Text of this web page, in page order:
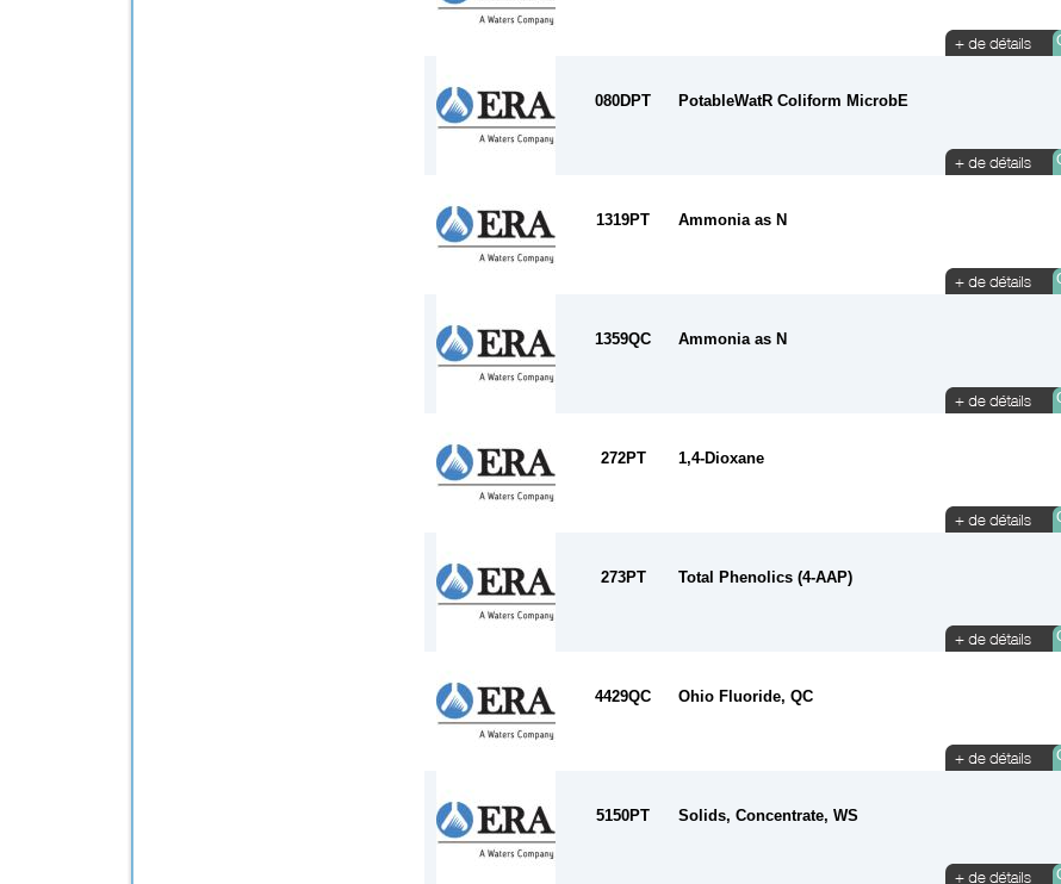
080DPT PotableWatR Coliform MicrobE
1319PT Ammonia as N
1359QC Ammonia as N
272PT 1,4-Dioxane
273PT Total Phenolics (4-AAP)
4429QC Ohio Fluoride, QC
5150PT Solids, Concentrate, WS